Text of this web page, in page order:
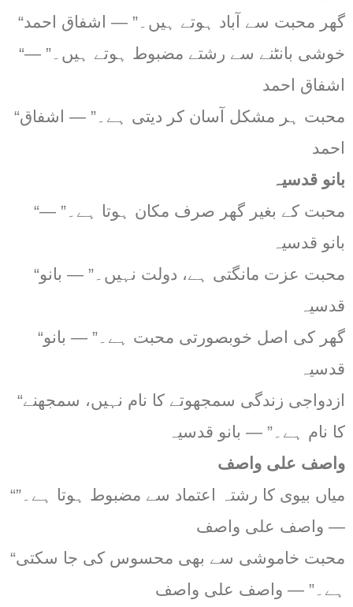
“گھر محبت سے آباد ہوتے ہیں۔” — اشفاق احمد
“خوشی بانٹنے سے رشتے مضبوط ہوتے ہیں۔” —
اشفاق احمد
“محبت ہر مشکل آسان کر دیتی ہے۔” — اشفاق
احمد
بانو قدسیہ
“محبت کے بغیر گھر صرف مکان ہوتا ہے۔” —
بانو قدسیہ
“محبت عزت مانگتی ہے، دولت نہیں۔” — بانو
قدسیہ
“گھر کی اصل خوبصورتی محبت ہے۔” — بانو
قدسیہ
“ازدواجی زندگی سمجھوتے کا نام نہیں، سمجھنے
کا نام ہے۔” — بانو قدسیہ
واصف علی واصف
“میاں بیوی کا رشتہ اعتماد سے مضبوط ہوتا ہے۔”
— واصف علی واصف
“محبت خاموشی سے بھی محسوس کی جا سکتی
ہے۔” — واصف علی واصف